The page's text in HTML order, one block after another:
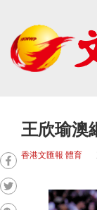
王欣瑜澳
香港文匯報 體育